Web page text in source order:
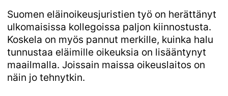
Suomen eläinoikeusjuristien työ on herättänyt
ulkomaisissa kollegoissa paljon kiinnostusta.
Koskela on myös pannut merkille, kuinka halu
tunnustaa eläimille oikeuksia on lisääntynyt
maailmalla. Joissain maissa oikeuslaitos on
näin jo tehnytkin.